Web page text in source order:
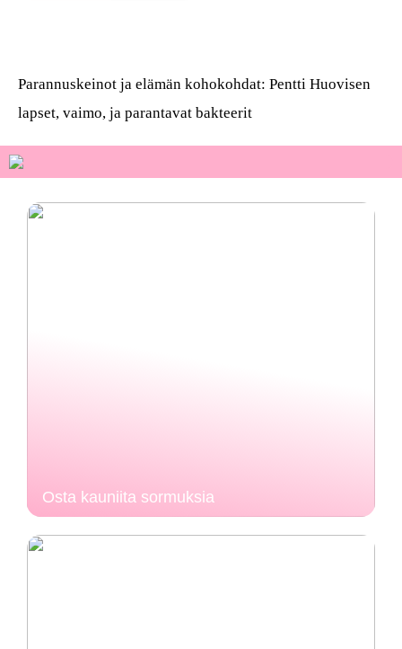
Parannuskeinot ja elämän kohokohdat: Pentti Huovisen
lapset, vaimo, ja parantavat bakteerit
Osta kauniita sormuksia